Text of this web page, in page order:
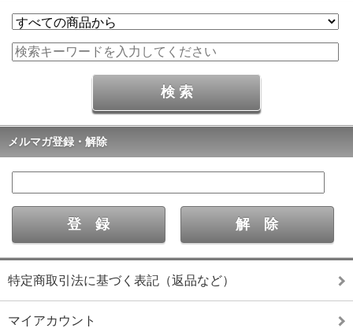
メルマガ登録・解除
特定商取引法に基づく表記（返品など）
マイアカウント